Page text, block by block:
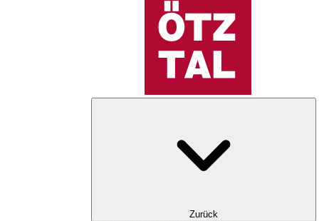
Zurück